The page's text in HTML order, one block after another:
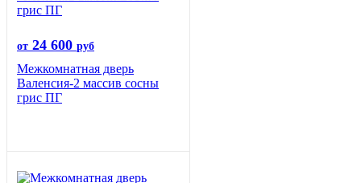
от 24 600 руб
Межкомнатная дверь
Валенсия-2 массив сосны
грис ПГ